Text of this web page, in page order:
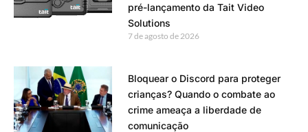
pré-lançamento da Tait Video
Solutions
7 de agosto de 2026
Bloquear o Discord para proteger
crianças? Quando o combate ao
crime ameaça a liberdade de
comunicação